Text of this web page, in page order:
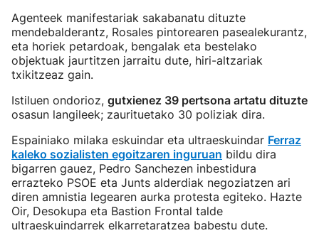
Agenteek manifestariak sakabanatu dituzte
mendebalderantz, Rosales pintorearen pasealekurantz,
eta horiek petardoak, bengalak eta bestelako
objektuak jaurtitzen jarraitu dute, hiri-altzariak
txikitzeaz gain.
Istiluen ondorioz, gutxienez 39 pertsona artatu dituzte
osasun langileek; zaurituetako 30 poliziak dira.
Espainiako milaka eskuindar eta ultraeskuindar Ferraz
kaleko sozialisten egoitzaren inguruan bildu dira
bigarren gauez, Pedro Sanchezen inbestidura
errazteko PSOE eta Junts alderdiak negoziatzen ari
diren amnistia legearen aurka protesta egiteko. Hazte
Oir, Desokupa eta Bastion Frontal talde
ultraeskuindarrek elkarretaratzea babestu dute.